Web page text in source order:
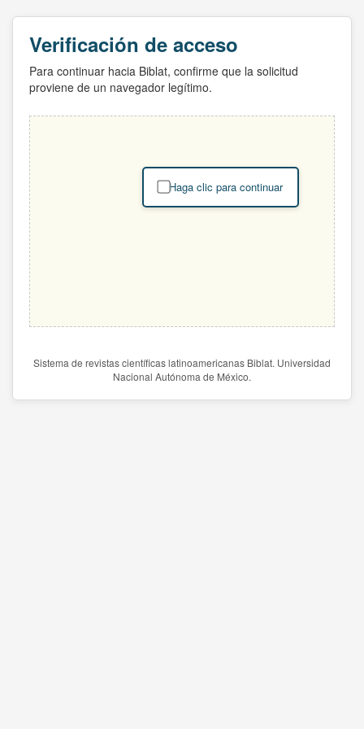
Verificación de acceso
Para continuar hacia Biblat, confirme que la solicitud
proviene de un navegador legítimo.
Haga clic para continuar
Sistema de revistas científicas latinoamericanas Biblat. Universidad
Nacional Autónoma de México.